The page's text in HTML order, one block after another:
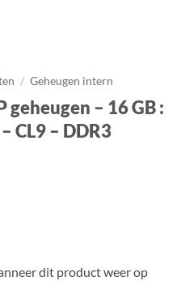
/ Geheugen intern
geheugen – 16 GB :
CL9 – DDR3
dit product weer op